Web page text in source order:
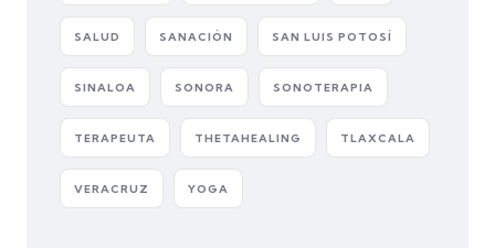
SALUD SANACIÓN SAN LUIS POTOSÍ
SINALOA SONORA SONOTERAPIA
TERAPEUTA THETAHEALING TLAXCALA
VERACRUZ YOGA